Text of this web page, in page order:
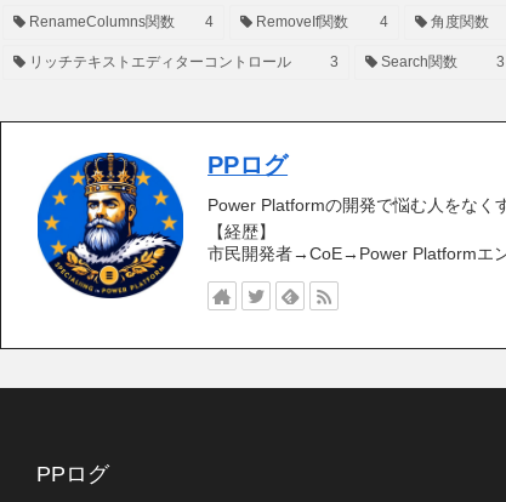
RenameColumns関数 4 RemoveIf関数 4 角度関数
リッチテキストエディターコントロール 3 Search関数 3
PPログ
Power Platformの開発で悩む人をなく
【経歴】
市民開発者→CoE→Power Platformエ
PPログ